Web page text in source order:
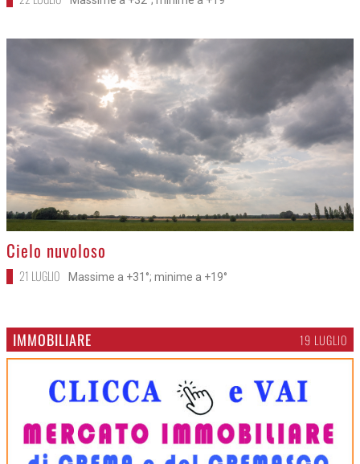
>
Cielo nuvoloso
21 LUGLIO Massime a +31°; minime a +19°
IMMOBILIARE 19 LUGLIO